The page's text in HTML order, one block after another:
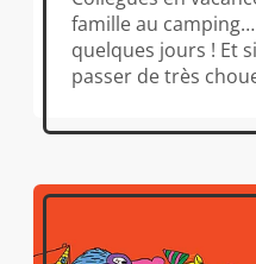
famille au
quelques jours ! Et
passer de très
vous les idées et
et toutes les